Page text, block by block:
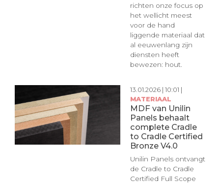
richten onze focus op
het wellicht meest
voor de hand
liggende materiaal dat
al eeuwenlang zijn
diensten heeft
bewezen: hout.
13.01.2026 | 10:01 |
MATERIAAL
MDF van Unilin
Panels behaalt
complete Cradle
to Cradle Certified
Bronze V4.0
Unilin Panels ontvangt
de Cradle to Cradle
Certified Full Scope